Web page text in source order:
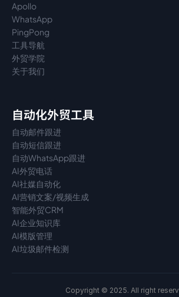
Apollo
WhatsApp
PingPong
工具导航
外贸学院
关于我们
自动化外贸工具
自动邮件跟进
自动短信跟进
自动WhatsApp跟进
AI外贸电话
AI社媒自动化
AI营销文案/视频生成
智能外贸CRM
AI企业知识库
AI模版管理
AI垃圾邮件检测
Copyright © 2025. All right